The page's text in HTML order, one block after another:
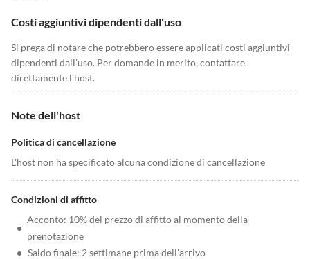
Costi aggiuntivi dipendenti dall'uso
Si prega di notare che potrebbero essere applicati costi aggiuntivi
dipendenti dall'uso. Per domande in merito, contattare
direttamente l'host.
Note dell'host
Politica di cancellazione
L'host non ha specificato alcuna condizione di cancellazione
Condizioni di affitto
•
Acconto: 10% del prezzo di affitto al momento della
prenotazione
• Saldo finale: 2 settimane prima dell'arrivo